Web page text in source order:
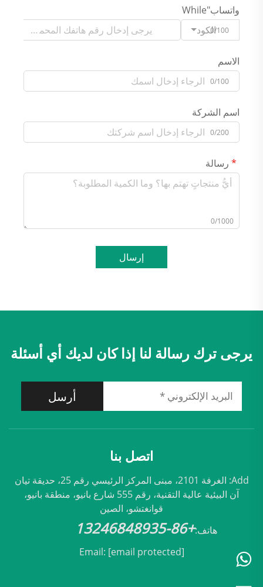
واتساب"While
الكود0/100
الاسم
0/100
اسم الشركة
0/200
رسالة
0/1000
إرسال
يرجى ترك رسالة لنا إذا كان لديك أي أسئلة
أرسل
اتصل بنا
Add: الغرفة 2101، مبنى المركز الرئيسي رقم 25، حديقة تيان
آن البيئية عالية التقنية، رقم 555 شارع بانيو، منطقة بانيو،
قوانغتشو، الصين
هاتف:+86-13246848935
Email: [email protected]